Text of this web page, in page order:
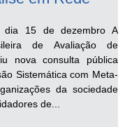
dia 15 de dezembro A
de Avaliação de
nova consulta pública
Sistemática com Meta-
da sociedade
de...